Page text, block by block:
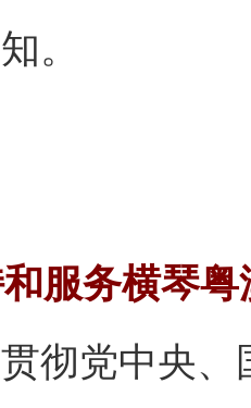
。
服务横琴
党中央、